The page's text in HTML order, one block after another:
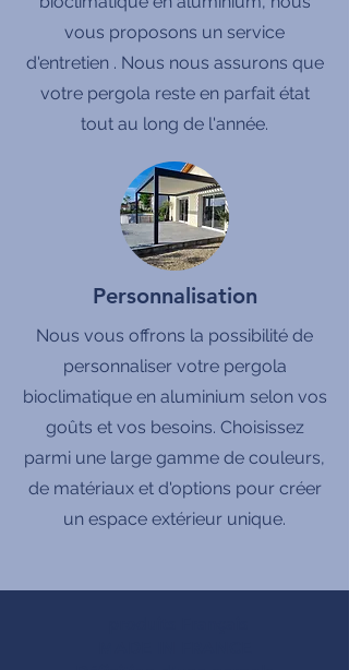
vous proposons un service
d'entretien . Nous nous assurons que
votre pergola reste en parfait état
tout au long de l'année.
Personnalisation
Nous vous offrons la possibilité de
personnaliser votre pergola
bioclimatique en aluminium selon vos
goûts et vos besoins. Choisissez
parmi une large gamme de couleurs,
de matériaux et d'options pour créer
un espace extérieur unique.